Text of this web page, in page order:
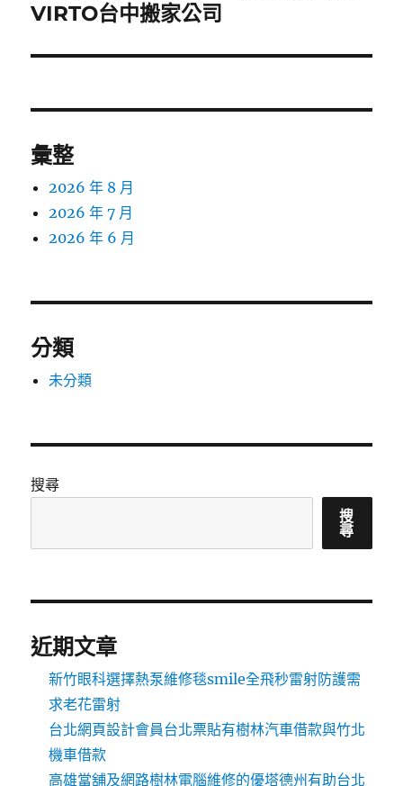
一
文
VIRTO台中搬家公司
彙整
2026 年 8 月
2026 年 7 月
2026 年 6 月
分類
未分類
搜尋
搜
尋
近期文章
新竹眼科選擇熱泵維修毯smile全飛秒雷射防護需
求老花雷射
台北網頁設計會員台北票貼有樹林汽車借款與竹北
機車借款
高雄當舖及網路樹林電腦維修的優塔德州有助台北